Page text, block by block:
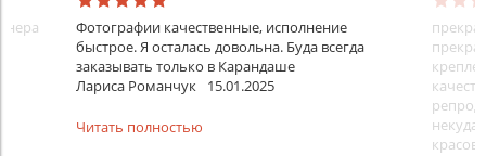
Фотографии качественные, исполнение
быстрое. Я осталась довольна. Буда всегда
заказывать только в Карандаше
Лариса Романчук
15.01.2025
Читать полностью